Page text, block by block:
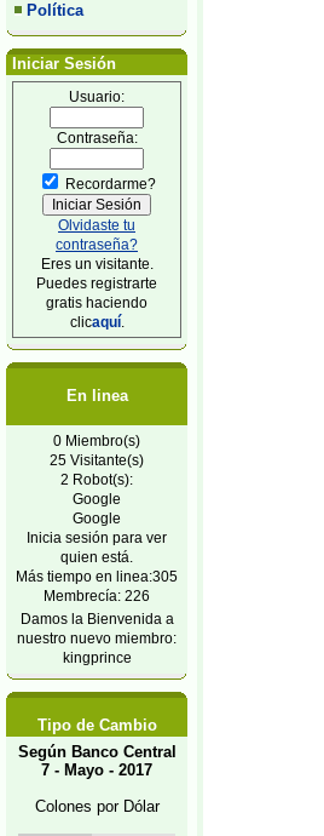
Política
Iniciar Sesión
Usuario:
Contraseña:
Recordarme?
Olvidaste tu
contraseña?
Eres un visitante.
Puedes registrarte
gratis haciendo
clicaquí.
En linea
0 Miembro(s)
25 Visitante(s)
2 Robot(s):
Google
Google
Inicia sesión para ver
quien está.
Más tiempo en linea:305
Membrecía: 226
Damos la Bienvenida a
nuestro nuevo miembro:
kingprince
Tipo de Cambio
Según Banco Central
7 - Mayo - 2017
Colones por Dólar